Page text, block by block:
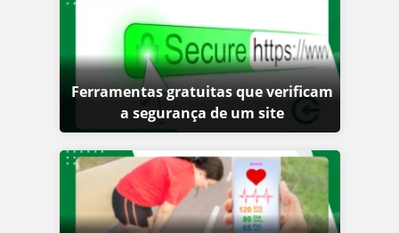
Ferramentas gratuitas que verificam
a segurança de um site